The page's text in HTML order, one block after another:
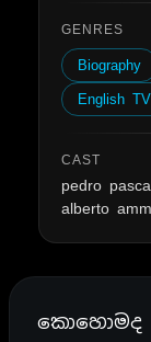
GENRES
Biography
English
CAST
pedro
alberto